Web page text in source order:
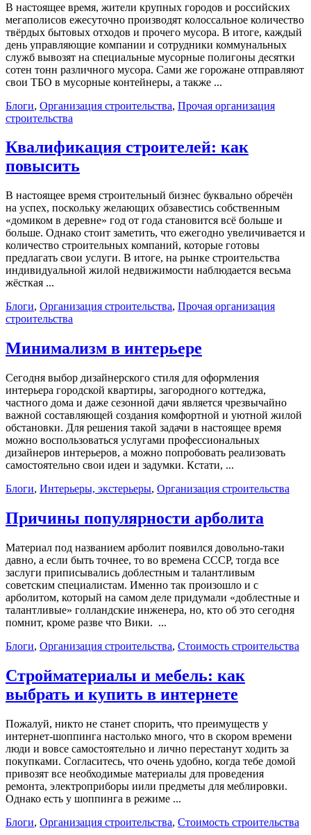
В настоящее время, жители крупных городов и российских
мегаполисов ежесуточно производят колоссальное количество
твёрдых бытовых отходов и прочего мусора. В итоге, каждый
день управляющие компании и сотрудники коммунальных
служб вывозят на специальные мусорные полигоны десятки
сотен тонн различного мусора. Сами же горожане отправляют
свои ТБО в мусорные контейнеры, а также ...
Блоги, Организация строительства, Прочая организация
строительства
Квалификация строителей: как
повысить
В настоящее время строительный бизнес буквально обречён
на успех, поскольку желающих обзавестись собственным
«домиком в деревне» год от года становится всё больше и
больше. Однако стоит заметить, что ежегодно увеличивается и
количество строительных компаний, которые готовы
предлагать свои услуги. В итоге, на рынке строительства
индивидуальной жилой недвижимости наблюдается весьма
жёсткая ...
Блоги, Организация строительства, Прочая организация
строительства
Минимализм в интерьере
Сегодня выбор дизайнерского стиля для оформления
интерьера городской квартиры, загородного коттеджа,
частного дома и даже сезонной дачи является чрезвычайно
важной составляющей создания комфортной и уютной жилой
обстановки. Для решения такой задачи в настоящее время
можно воспользоваться услугами профессиональных
дизайнеров интерьеров, а можно попробовать реализовать
самостоятельно свои идеи и задумки. Кстати, ...
Блоги, Интерьеры, экстерьеры, Организация строительства
Причины популярности арболита
Материал под названием арболит появился довольно-таки
давно, а если быть точнее, то во времена СССР, тогда все
заслуги приписывались доблестным и талантливым
советским специалистам. Именно так произошло и с
арболитом, который на самом деле придумали «доблестные и
талантливые» голландские инженера, но, кто об это сегодня
помнит, кроме разве что Вики. ...
Блоги, Организация строительства, Стоимость строительства
Стройматериалы и мебель: как
выбрать и купить в интернете
Пожалуй, никто не станет спорить, что преимуществ у
интернет-шоппинга настолько много, что в скором времени
люди и вовсе самостоятельно и лично перестанут ходить за
покупками. Согласитесь, что очень удобно, когда тебе домой
привозят все необходимые материалы для проведения
ремонта, электроприборы иили предметы для меблировки.
Однако есть у шоппинга в режиме ...
Блоги, Организация строительства, Стоимость строительства